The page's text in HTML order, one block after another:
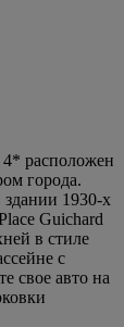
расположен
города.
1930-х
Guichard
в стиле
с
свое авто на